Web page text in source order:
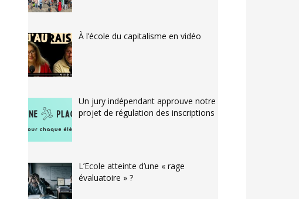
À l’école du capitalisme en vidéo
Un jury indépendant approuve notre
projet de régulation des inscriptions
L’Ecole atteinte d’une « rage
évaluatoire » ?